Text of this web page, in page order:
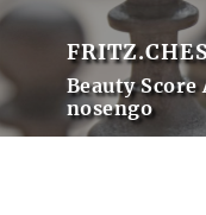
Beauty
nosengo